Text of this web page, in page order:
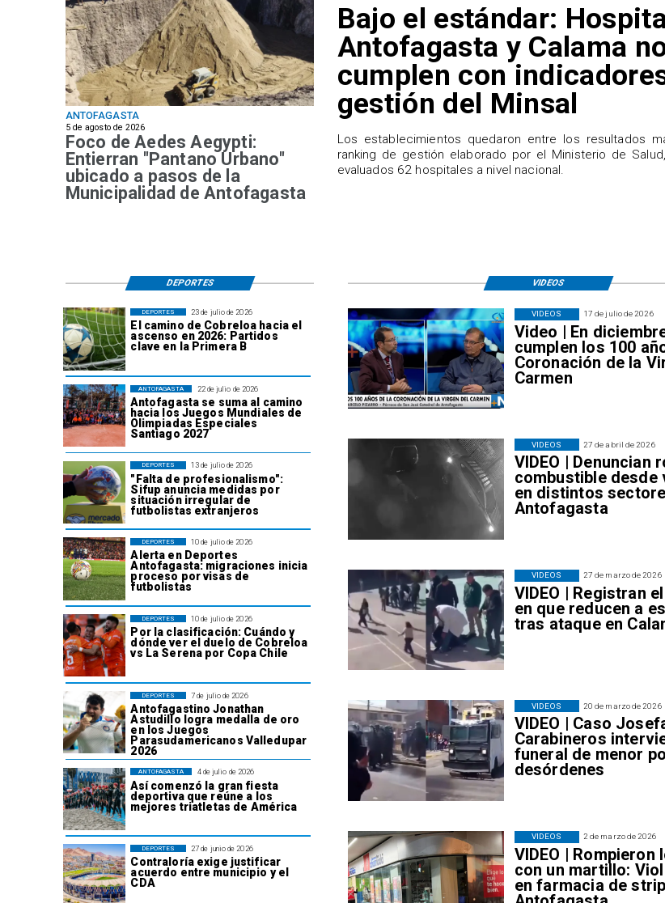
Bajo el estándar:
Antofagasta y Calama
cumplen con
gestión del Minsal
Los establecimientos quedaron entre los resultados
ranking de gestión elaborado por el Ministerio de
evaluados 62 hospitales a nivel nacional.
ANTOFAGASTA
5 de agosto de 2026
Foco de Aedes Aegypti:
Entierran "Pantano Urbano"
ubicado a pasos de la
Municipalidad de Antofagasta
23 de julio de 2026
El camino de Cobreloa hacia el
ascenso en 2026: Partidos
clave en la Primera B
DEPORTES
22 de julio de 2026
Antofagasta se suma al camino
hacia los Juegos Mundiales de
Olimpiadas Especiales
Santiago 2027
ANTOFAGASTA
13 de julio de 2026
"Falta de profesionalismo":
Sifup anuncia medidas por
situación irregular de
futbolistas extranjeros
DEPORTES
10 de julio de 2026
Alerta en Deportes
Antofagasta: migraciones inicia
proceso por visas de
futbolistas
DEPORTES
10 de julio de 2026
Por la clasificación: Cuándo y
dónde ver el duelo de Cobreloa
vs La Serena por Copa Chile
DEPORTES
7 de julio de 2026
Antofagastino Jonathan
Astudillo logra medalla de oro
en los Juegos
Parasudamericanos Valledupar
2026
DEPORTES
4 de julio de 2026
Así comenzó la gran fiesta
deportiva que reúne a los
mejores triatletas de América
ANTOFAGASTA
27 de junio de 2026
Contraloría exige justificar
acuerdo entre municipio y el
CDA
DEPORTES
17 de julio de 2026
Video | En
cumplen los 100
Coronación de la
Carmen
VIDEOS
27 de abril de 2026
VIDEO | Denuncian
combustible desde
en distintos
Antofagasta
VIDEOS
27 de marzo de 2026
VIDEO | Registran
en que reducen a
tras ataque en
VIDEOS
20 de marzo de 2026
VIDEO | Caso
Carabineros
funeral de menor
desórdenes
VIDEOS
2 de marzo de 2026
VIDEO |
con un martillo:
en farmacia de
VIDEOS
VIDEOS
DEPORTES